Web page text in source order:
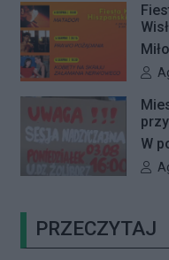
4
na
W
PRZECZYTAJ